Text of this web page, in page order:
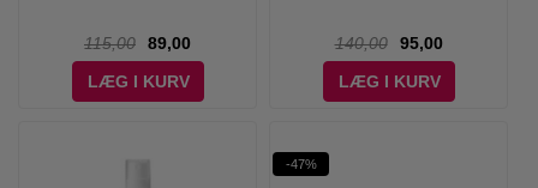
115,00
89,00
LÆG I KURV
140,00
95,00
LÆG I KURV
-47%